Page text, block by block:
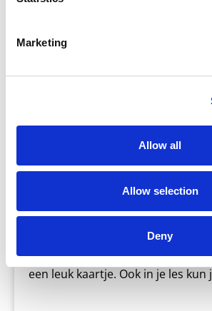
Marketing
Allow all
Allow selection
Deny
Het is weer bijna Valentijnsdag!
mensen een reden om hun (al
liefde te verrassen met een bos
een leuk kaartje. Ook in je les